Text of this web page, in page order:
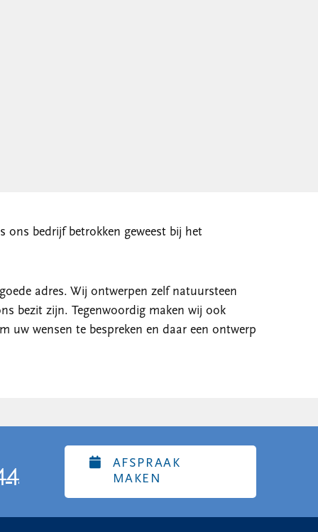
ons bedrijf betrokken geweest bij het
adres. Wij ontwerpen zelf natuursteen
bezit zijn. Tegenwoordig maken wij ook
uw wensen te bespreken en daar een ontwerp
AFSPRAAK
MAKEN